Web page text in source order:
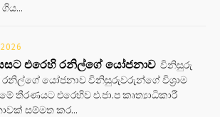
එරෙහි රනිල්ගේ යෝජනාව විනිසුරු
රනිල්ගේ යෝජනාව විනිසුරුවරුන්ගේ විශ්‍රාම
තීරණයට එරෙහිව එ.ජා.ප කෘත්‍යාධිකාරී
සම්මත කර...